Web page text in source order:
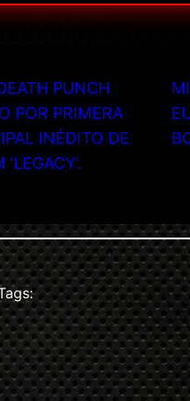
PUNCH
POR PRIMERA
INÉDITO DE